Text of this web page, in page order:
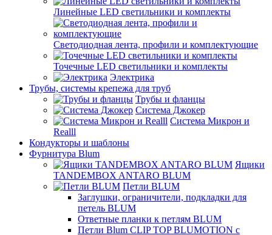
Линейные LED светильники и комплекты
Светодиодная лента, профили и комплектующие
Точечные LED светильники и комплекты
Электрика
Трубы, системы крепежа для труб
Трубы и фланцы
Система Джокер
Система Микрон и
Realll
Кондукторы и шаблоны
Фурнитура Blum
Ящики
TANDEMBOX ANTARO BLUM
Петли BLUM
Заглушки, ограничители, подкладки для
петель BLUM
Ответные планки к петлям BLUM
Петли Blum CLIP TOP BLUMOTION с